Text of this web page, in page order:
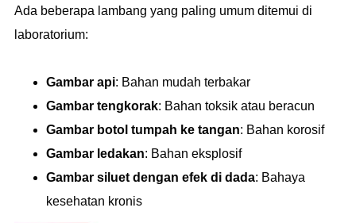
Ada beberapa lambang yang paling umum ditemui di
laboratorium:
Gambar api: Bahan mudah terbakar
Gambar tengkorak: Bahan toksik atau beracun
Gambar botol tumpah ke tangan: Bahan korosif
Gambar ledakan: Bahan eksplosif
Gambar siluet dengan efek di dada: Bahaya
kesehatan kronis